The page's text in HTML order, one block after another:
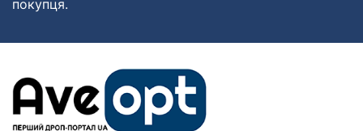
покупця.